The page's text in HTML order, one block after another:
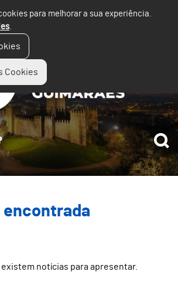
para melhorar a sua experiência.
.
Cookies
encontrada
notícias para apresentar.